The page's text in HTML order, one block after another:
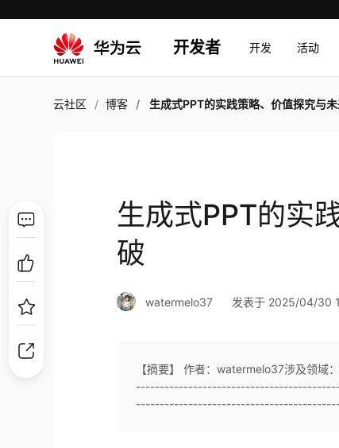
开发者 开发 活动
云社区 博客 生成式PPT的实践策略、价值探究与
生成式PPT的实
破
watermelo37 发表于 2025/04/30
【摘要】 作者：watermelo37涉及领